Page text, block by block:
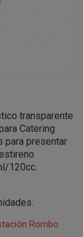
transparente
Catering
para presentar
120cc.
Rombo